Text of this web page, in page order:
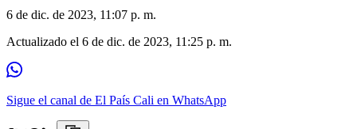
6 de dic. de 2023, 11:07 p. m.
Actualizado el 6 de dic. de 2023, 11:25 p. m.
Sigue el canal de El País Cali en WhatsApp